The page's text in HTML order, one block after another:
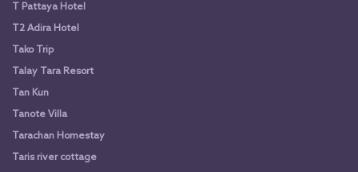
T Pattaya Hotel
T2 Adira Hotel
Tako Trip
Talay Tara Resort
Tan Kun
Tanote Villa
Tarachan Homestay
Taris river cottage